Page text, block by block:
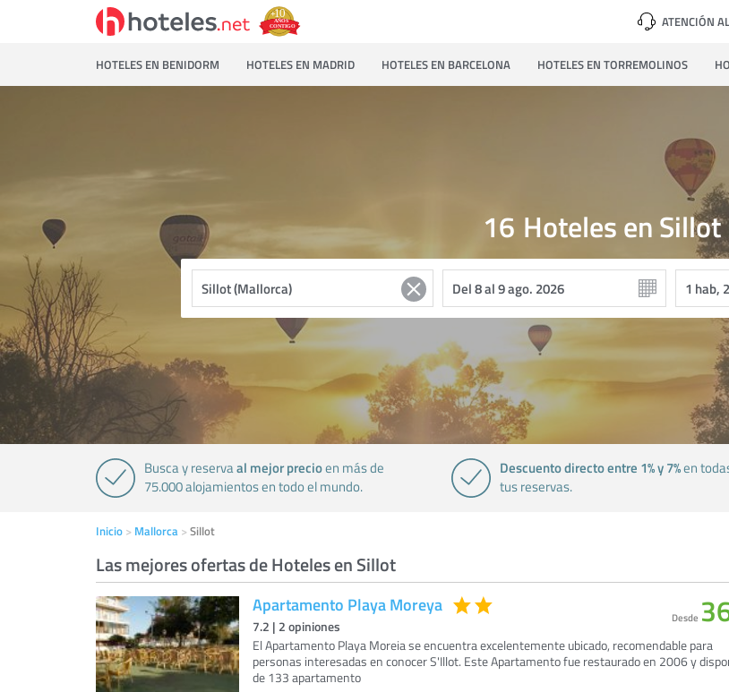
ATENCIÓN
HOTELES EN BENIDORM HOTELES EN MADRID HOTELES EN BARCELONA HOTELES EN TORREMOLINOS
Hoteles en Sillot
16
Busca y reservaal mejor precioen más de
75.000 alojamientos en todo el mundo.
Descuento directo entre 1% y 7%en
tus reservas.
Inicio Mallorca Sillot
Las mejores ofertas de Hoteles en Sillot
Apartamento Playa Moreya
7.2 | 2 opiniones
El Apartamento Playa Moreia se encuentra excelentemente ubicado, recomendable para
personas interesadas en conocer S'Illot. Este Apartamento fue restaurado en 2006 y
de 133 apartamento
Desde